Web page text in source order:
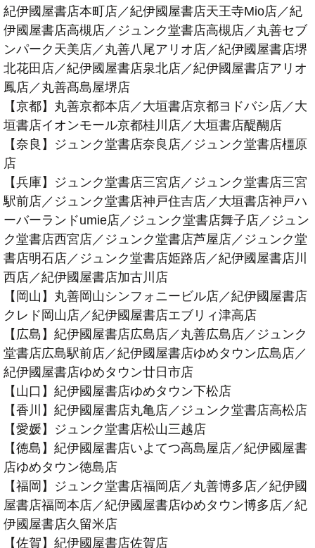
紀伊國屋書店本町店／紀伊國屋書店天王寺Mio店／紀
伊國屋書店高槻店／ジュンク堂書店高槻店／丸善セブ
ンパーク天美店／丸善八尾アリオ店／紀伊國屋書店堺
北花田店／紀伊國屋書店泉北店／紀伊國屋書店アリオ
鳳店／丸善髙島屋堺店
【京都】丸善京都本店／大垣書店京都ヨドバシ店／大
垣書店イオンモール京都桂川店／大垣書店醍醐店
【奈良】ジュンク堂書店奈良店／ジュンク堂書店橿原
店
【兵庫】ジュンク堂書店三宮店／ジュンク堂書店三宮
駅前店／ジュンク堂書店神戸住吉店／大垣書店神戸ハ
ーバーランドumie店／ジュンク堂書店舞子店／ジュン
ク堂書店西宮店／ジュンク堂書店芦屋店／ジュンク堂
書店明石店／ジュンク堂書店姫路店／紀伊國屋書店川
西店／紀伊國屋書店加古川店
【岡山】丸善岡山シンフォニービル店／紀伊國屋書店
クレド岡山店／紀伊國屋書店エブリィ津高店
【広島】紀伊國屋書店広島店／丸善広島店／ジュンク
堂書店広島駅前店／紀伊國屋書店ゆめタウン広島店／
紀伊國屋書店ゆめタウン廿日市店
【山口】紀伊國屋書店ゆめタウン下松店
【香川】紀伊國屋書店丸亀店／ジュンク堂書店高松店
【愛媛】ジュンク堂書店松山三越店
【徳島】紀伊國屋書店いよてつ高島屋店／紀伊國屋書
店ゆめタウン徳島店
【福岡】ジュンク堂書店福岡店／丸善博多店／紀伊國
屋書店福岡本店／紀伊國屋書店ゆめタウン博多店／紀
伊國屋書店久留米店
【佐賀】紀伊國屋書店佐賀店